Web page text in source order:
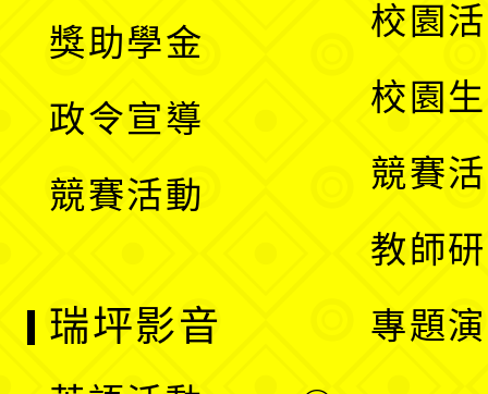
獎助學金
政令宣導
競賽活動
校園
校園
競賽
教師
專題
瑞坪影音